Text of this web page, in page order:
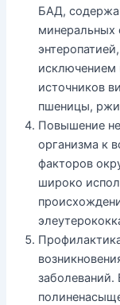
БАД,
минеральных
исключением
источников
пшеницы,
Повышение
организма к
факторов
широко